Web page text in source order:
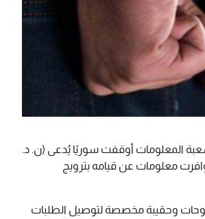
شعبة المعلومات أوقفت سوريًا يُدعى (ن. د.
توافرت معلومات عن قيامه بترويج
وحقيبة مخصصة لتوصيل الطلبات